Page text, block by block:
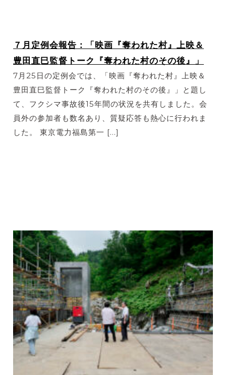
７月定例会報告：「映画『奪われた村』上映＆
豊田直巳監督トーク『奪われた村のその後』」
7月25日の定例会では、「映画『奪われた村』上映＆
豊田直巳監督トーク『奪われた村のその後』」と題し
て、フクシマ事故後15年間の状況を共有しました。会
員外の参加者も数名あり、質疑応答も熱心に行われま
した。 東京電力福島第一 […]